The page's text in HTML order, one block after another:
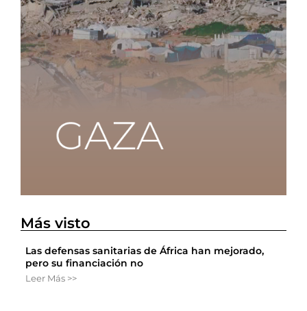
Más visto
Las defensas sanitarias de África han mejorado,
pero su financiación no
Leer Más >>